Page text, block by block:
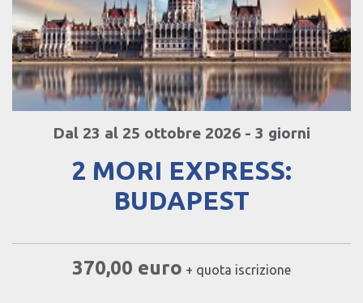
Dal 23 al 25 ottobre 2026 - 3 giorni
2 MORI EXPRESS:
BUDAPEST
370,00 euro + quota iscrizione